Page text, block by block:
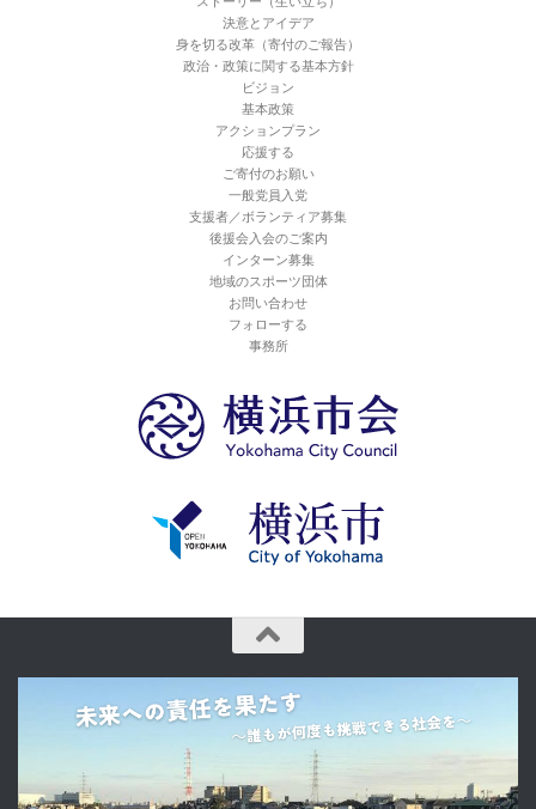
決意とアイデア
身を切る改革（寄付のご報告）
政治・政策に関する基本方針
ビジョン
基本政策
アクションプラン
応援する
ご寄付のお願い
一般党員入党
支援者／ボランティア募集
後援会入会のご案内
インターン募集
地域のスポーツ団体
お問い合わせ
フォローする
事務所